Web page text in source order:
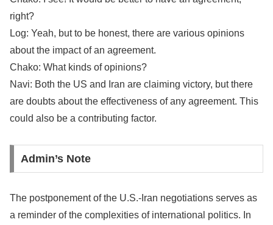
right?
Log: Yeah, but to be honest, there are various opinions
about the impact of an agreement.
Chako: What kinds of opinions?
Navi: Both the US and Iran are claiming victory, but there
are doubts about the effectiveness of any agreement. This
could also be a contributing factor.
Admin’s Note
The postponement of the U.S.-Iran negotiations serves as
a reminder of the complexities of international politics. In